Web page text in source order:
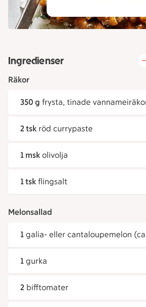
Ingredienser
Räkor
350 g frysta, tinade
2 tsk röd currypaste
1 msk olivolja
1 tsk flingsalt
Melonsallad
1 galia- eller cantaloupemelon
1 gurka
2 bifftomater